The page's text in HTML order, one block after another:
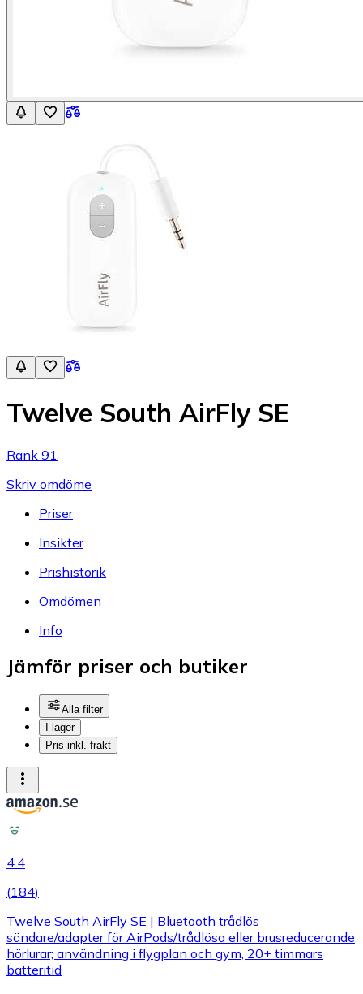
Twelve South AirFly SE
Rank 91
Skriv omdöme
Priser
Insikter
Prishistorik
Omdömen
Info
Jämför priser och butiker
Alla filter
I lager
Pris inkl. frakt
4.4
(184)
Twelve South AirFly SE | Bluetooth trådlös
sändare/adapter för AirPods/trådlösa eller brusreducerande
hörlurar; användning i flygplan och gym, 20+ timmars
batteritid